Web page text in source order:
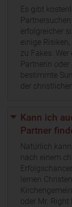
Es gibt
erfolgreicher
einige
zu Fakes.
Partnerin
bestimmte
der
Kann ich
Partner
Natürlich
nach einem
lernen
oder Mr.